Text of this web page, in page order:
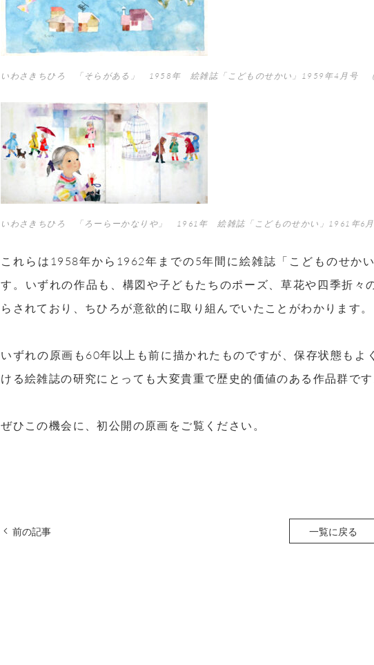
いわさきちひろ 「そらがある」 1958年 絵雑誌「こどものせかい」1959年4月号 （
いわさきちひろ 「ろーらーかなりや」 1961年 絵雑誌「こどものせかい」1961年6月
これらは1958年から 1962年までの5年間に絵雑誌「こどものせか
す。いずれの作品も、構図や子どもたちのポーズ、草花や四季折々
らされており、ちひろが意欲的に取り組んでいたことがわかります。
いずれの原画も60年以上も前に描かれたものですが、保存状態もよ
ける絵雑誌の研究にとっても大変貴重で歴史的価値のある作品群です
ぜひこの機会に、初公開の原画をご覧ください。
前の記事 一覧に戻る